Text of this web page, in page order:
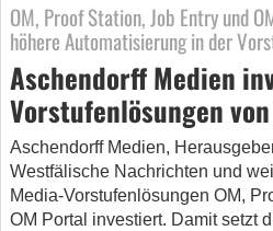
OM, Proof Station, Job Entry und
höhere Automatisierung in der
Aschendorff Medien
Vorstufenlösungen
Aschendorff Medien,
Westfälische Nachrichten und
Media-Vorstufenlösungen OM,
OM Portal investiert. Damit setzt